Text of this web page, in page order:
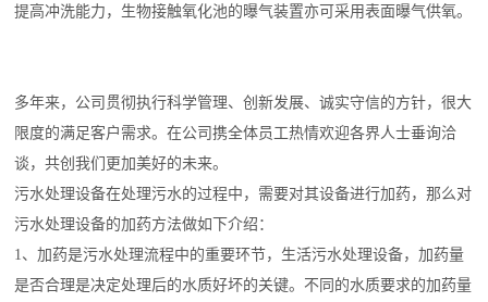
提高冲洗能力，生物接触氧化池的曝气装置亦可采用表面曝气供氧。
多年来，公司贯彻执行科学管理、创新发展、诚实守信的方针，很大
限度的满足客户需求。在公司携全体员工热情欢迎各界人士垂询洽
谈，共创我们更加美好的未来。
污水处理设备在处理污水的过程中，需要对其设备进行加药，那么对
污水处理设备的加药方法做如下介绍：
1、加药是污水处理流程中的重要环节，生活污水处理设备，加药量
是否合理是决定处理后的水质好坏的关键。不同的水质要求的加药量